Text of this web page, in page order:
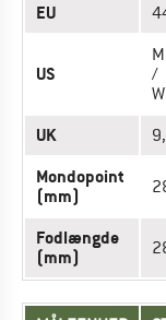
EU
US
/
UK
Mondopoint
(mm)
Fodlængde
(mm)